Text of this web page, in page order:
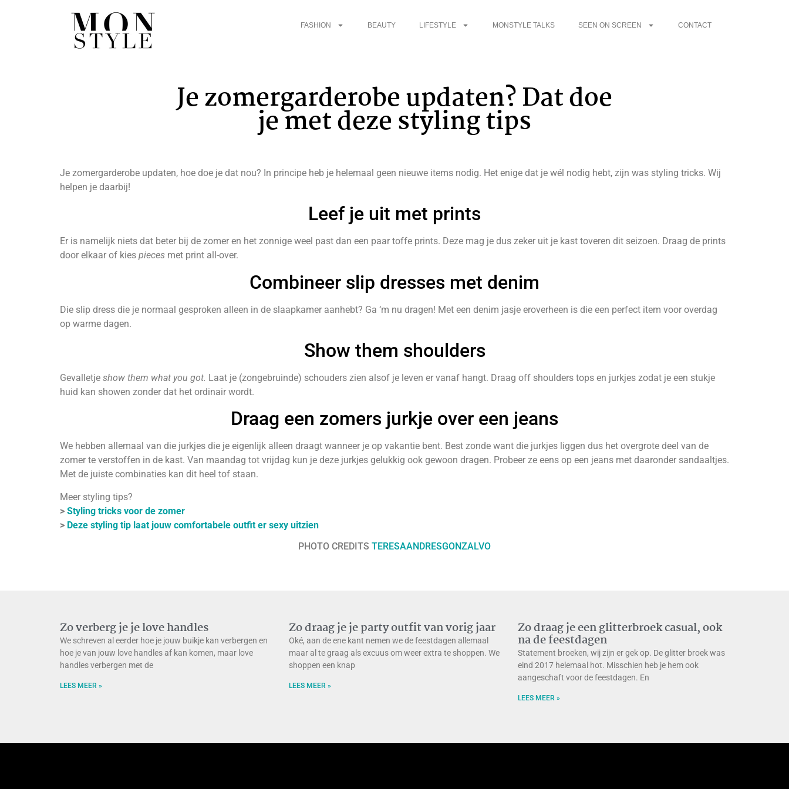
FASHION BEAUTY LIFESTYLE MONSTYLE TALKS SEEN ON SCREEN CONTACT
Je zomergarderobe updaten? Dat doe
je met deze styling tips
Je zomergarderobe updaten, hoe doe je dat nou? In principe heb je helemaal geen nieuwe items nodig. Het enige dat je wél nodig hebt, zijn was styling tricks. Wij
helpen je daarbij!
Leef je uit met prints
Er is namelijk niets dat beter bij de zomer en het zonnige weel past dan een paar toffe prints. Deze mag je dus zeker uit je kast toveren dit seizoen. Draag de prints
door elkaar of kies pieces met print all-over.
Combineer slip dresses met denim
Die slip dress die je normaal gesproken alleen in de slaapkamer aanhebt? Ga ‘m nu dragen! Met een denim jasje eroverheen is die een perfect item voor overdag
op warme dagen.
Show them shoulders
Gevalletje show them what you got. Laat je (zongebruinde) schouders zien alsof je leven er vanaf hangt. Draag off shoulders tops en jurkjes zodat je een stukje
huid kan showen zonder dat het ordinair wordt.
Draag een zomers jurkje over een jeans
We hebben allemaal van die jurkjes die je eigenlijk alleen draagt wanneer je op vakantie bent. Best zonde want die jurkjes liggen dus het overgrote deel van de
zomer te verstoffen in de kast. Van maandag tot vrijdag kun je deze jurkjes gelukkig ook gewoon dragen. Probeer ze eens op een jeans met daaronder sandaaltjes.
Met de juiste combinaties kan dit heel tof staan.
Meer styling tips?
> Styling tricks voor de zomer
> Deze styling tip laat jouw comfortabele outfit er sexy uitzien
PHOTO CREDITS TERESAANDRESGONZALVO
Zo verberg je je love handles
We schreven al eerder hoe je jouw buikje kan verbergen en
hoe je van jouw love handles af kan komen, maar love
handles verbergen met de
LEES MEER »
Zo draag je je party outfit van vorig jaar
Oké, aan de ene kant nemen we de feestdagen allemaal
maar al te graag als excuus om weer extra te shoppen. We
shoppen een knap
LEES MEER »
Zo draag je een glitterbroek casual, ook
na de feestdagen
Statement broeken, wij zijn er gek op. De glitter broek was
eind 2017 helemaal hot. Misschien heb je hem ook
aangeschaft voor de feestdagen. En
LEES MEER »